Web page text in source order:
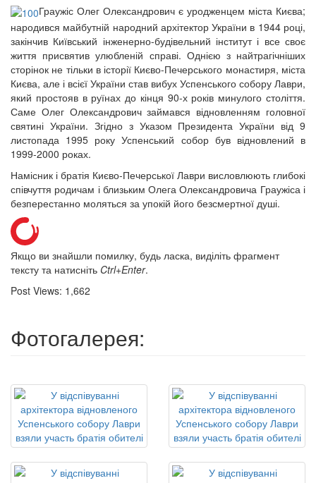
Граужіс Олег Олександрович є уродженцем міста Києва;
народився майбутній народний архітектор України в 1944 році,
закінчив Київський інженерно-будівельний інститут і все своє
життя присвятив улюбленій справі. Однією з найтрагічніших
сторінок не тільки в історії Києво-Печерського монастиря, міста
Києва, але і всієї України став вибух Успенського собору Лаври,
який простояв в руїнах до кінця 90-х років минулого століття.
Саме Олег Олександрович займався відновленням головної
святині України. Згідно з Указом Президента України від 9
листопада 1995 року Успенський собор був відновлений в
1999-2000 роках.
Намісник і братія Києво-Печерської Лаври висловлюють глибокі
співчуття родичам і близьким Олега Олександровича Граужіса і
безперестанно моляться за упокій його безсмертної душі.
Якщо ви знайшли помилку, будь ласка, виділіть фрагмент
тексту та натисніть Ctrl+Enter.
Post Views: 1,662
Фотогалерея: